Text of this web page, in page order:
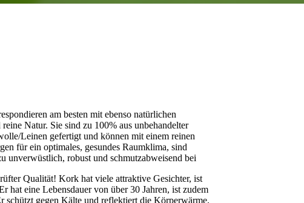
am besten mit ebenso natürlichen
Natur. Sie sind zu 100% aus unbehandelter
Leinen gefertigt und können mit einem reinen
für ein optimales, gesundes Raumklima, sind
unverwüstlich, robust und schmutzabweisend bei
Qualität! Kork hat viele attraktive Gesichter, ist
hat eine Lebensdauer von über 30 Jahren, ist zudem
schützt gegen Kälte und reflektiert die Körperwärme.